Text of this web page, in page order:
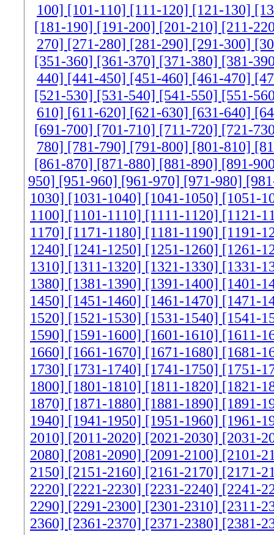
100] [101-110] [111-120] [121-130]
[181-190] [191-200] [201-210] [211-
270] [271-280] [281-290] [291-300]
[351-360] [361-370] [371-380] [381-
440] [441-450] [451-460] [461-470]
[521-530] [531-540] [541-550] [551-
610] [611-620] [621-630] [631-640]
[691-700] [701-710] [711-720] [721-
780] [781-790] [791-800] [801-810]
[861-870] [871-880] [881-890] [891-
950] [951-960] [961-970] [971-980]
1030] [1031-1040] [1041-1050] [1051-
1100] [1101-1110] [1111-1120] [1121-
1170] [1171-1180] [1181-1190] [1191-
1240] [1241-1250] [1251-1260] [1261-
1310] [1311-1320] [1321-1330] [1331-
1380] [1381-1390] [1391-1400] [1401-
1450] [1451-1460] [1461-1470] [1471-
1520] [1521-1530] [1531-1540] [1541-
1590] [1591-1600] [1601-1610] [1611-
1660] [1661-1670] [1671-1680] [1681-
1730] [1731-1740] [1741-1750] [1751-
1800] [1801-1810] [1811-1820] [1821-
1870] [1871-1880] [1881-1890] [1891-
1940] [1941-1950] [1951-1960] [1961-
2010] [2011-2020] [2021-2030] [2031-
2080] [2081-2090] [2091-2100] [2101-
2150] [2151-2160] [2161-2170] [2171-
2220] [2221-2230] [2231-2240] [2241-
2290] [2291-2300] [2301-2310] [2311-
2360] [2361-2370] [2371-2380] [2381-